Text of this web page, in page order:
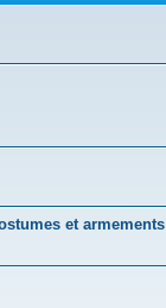
et armements